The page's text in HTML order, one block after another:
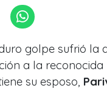
golpe sufrió la
a la
su esposo,